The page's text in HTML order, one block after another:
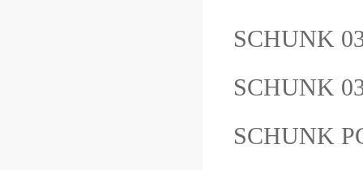
SCHUNK
SCHUNK
SCHUNK